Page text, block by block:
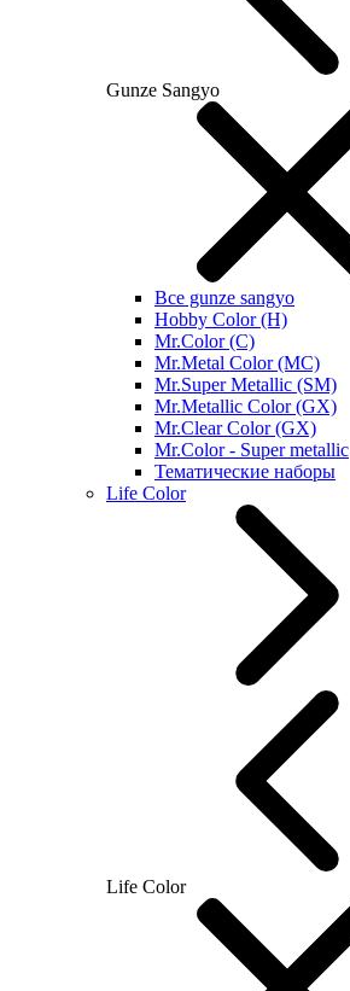
Gunze Sangyo
Все gunze sangyo
Hobby Color (H)
Mr.Color (C)
Mr.Metal Color (MC)
Mr.Super Metallic (SM)
Mr.Metallic Color (GX)
Mr.Clear Color (GX)
Mr.Color - Super metallic
Тематические наборы
Life Color
Life Color